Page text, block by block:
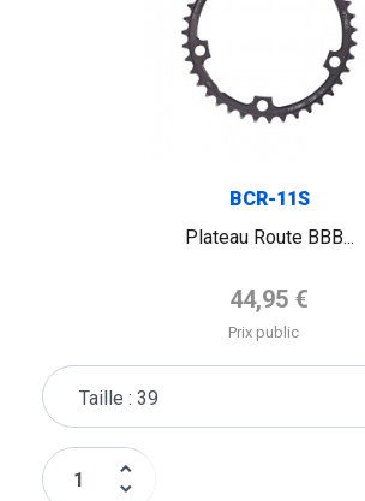
BCR-11S
Plateau Route BBB...
Prix de base
44,95 €
Prix public
keyboard_arrow_up
keyboard_arrow_down